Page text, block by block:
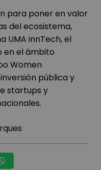
para poner en valor
del ecosistema,
UMA innTech, el
en el ámbito
Women
pública y
startups y